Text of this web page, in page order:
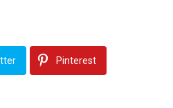
Pinterest